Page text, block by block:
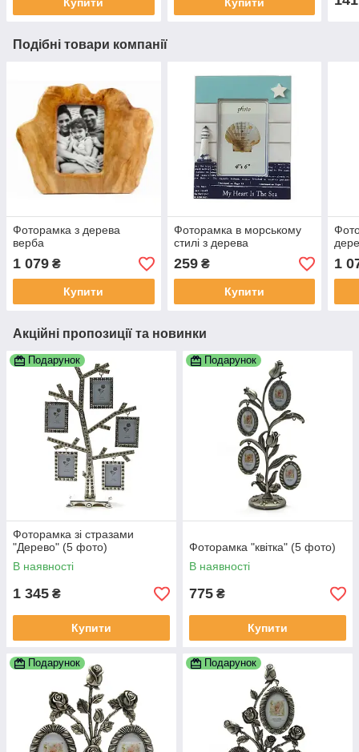
Купити Купити
Подібні товари компанії
Фоторамка з дерева
верба
1 079 ₴
Купити
Фоторамка в морському
стилі з дерева
259₴
Купити
1
Акційні пропозиції та новинки
Подарунок
Фоторамка зі стразами
"Дерево" (5 фото)
В наявності
1 345 ₴
Купити
Подарунок
Фоторамка "квітка" (5 фото)
В наявності
775 ₴
Купити
Подарунок Подарунок